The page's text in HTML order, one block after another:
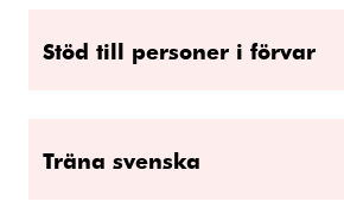
Stöd till personer i förvar
Träna svenska